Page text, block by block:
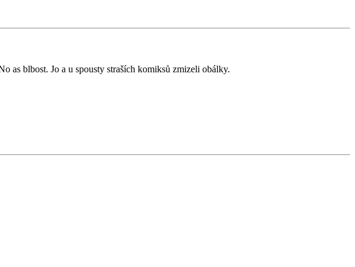
as blbost. Jo a u spousty straších komiksů zmizeli obálky.